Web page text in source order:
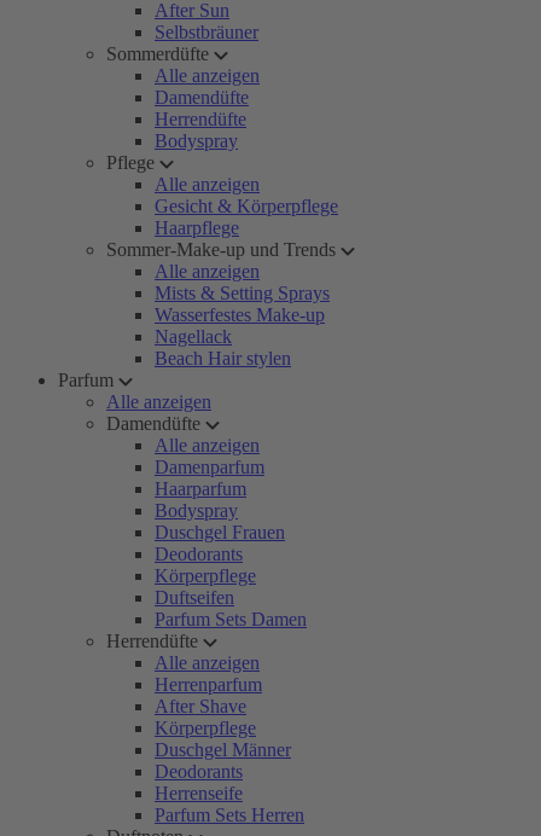
After Sun
Selbstbräuner
Sommerdüfte
Alle anzeigen
Damendüfte
Herrendüfte
Bodyspray
Pflege
Alle anzeigen
Gesicht & Körperpflege
Haarpflege
Sommer-Make-up und Trends
Alle anzeigen
Mists & Setting Sprays
Wasserfestes Make-up
Nagellack
Beach Hair stylen
Parfum
Alle anzeigen
Damendüfte
Alle anzeigen
Damenparfum
Haarparfum
Bodyspray
Duschgel Frauen
Deodorants
Körperpflege
Duftseifen
Parfum Sets Damen
Herrendüfte
Alle anzeigen
Herrenparfum
After Shave
Körperpflege
Duschgel Männer
Deodorants
Herrenseife
Parfum Sets Herren